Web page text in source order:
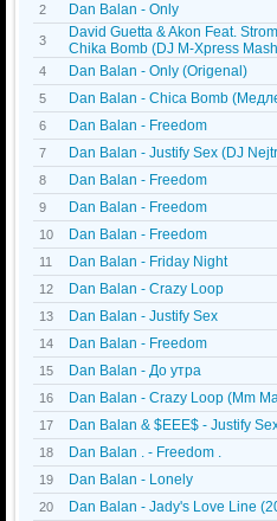
2 Dan Balan - Only
3
David Guetta & Akon Feat.
Chika Bomb (DJ M-Xpress
4 Dan Balan - Only (Origenal)
5 Dan Balan - Chica Bomb
6 Dan Balan - Freedom
7 Dan Balan - Justify Sex (DJ
8 Dan Balan - Freedom
9 Dan Balan - Freedom
10 Dan Balan - Freedom
11 Dan Balan - Friday Night
12 Dan Balan - Crazy Loop
13 Dan Balan - Justify Sex
14 Dan Balan - Freedom
15 Dan Balan - До утра
16 Dan Balan - Crazy Loop (Mm
17 Dan Balan & $EEE$ - Justify
18 Dan Balan . - Freedom .
19 Dan Balan - Lonely
20 Dan Balan - Jady's Love Line